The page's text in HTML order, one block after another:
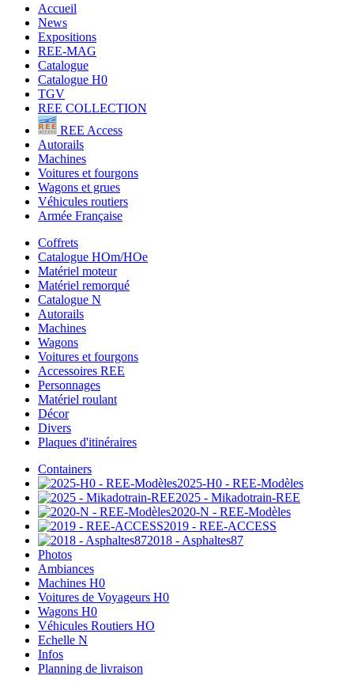
Accueil
News
Expositions
REE-MAG
Catalogue
Catalogue H0
TGV
REE COLLECTION
REE Access
Autorails
Machines
Voitures et fourgons
Wagons et grues
Véhicules routiers
Armée Française
Coffrets
Catalogue HOm/HOe
Matériel moteur
Matériel remorqué
Catalogue N
Autorails
Machines
Wagons
Voitures et fourgons
Accessoires REE
Personnages
Matériel roulant
Décor
Divers
Plaques d'itinéraires
Containers
2025-H0 - REE-Modèles
2025 - Mikadotrain-REE
2020-N - REE-Modèles
2019 - REE-ACCESS
2018 - Asphaltes87
Photos
Ambiances
Machines H0
Voitures de Voyageurs H0
Wagons H0
Véhicules Routiers HO
Echelle N
Infos
Planning de livraison